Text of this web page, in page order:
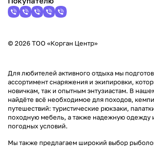
© 2026 ТОО «Корган Центр»
Для любителей активного отдыха мы
ассортимент снаряжения и экипировки,
новичкам, так и опытным энтузиастам. В
найдёте всё необходимое для походов,
путешествий: туристические рюкзаки,
походную мебель, а также надежную одежду
погодных условий.
Мы также предлагаем широкий выбор